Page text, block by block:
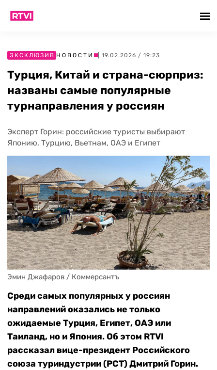
ЭКСКЛЮЗИВ НОВОСТИ | 19.02.2026 / 19:23
Турция, Китай и страна-сюрприз:
названы самые популярные
турнаправления у россиян
Эксперт Горин: российские туристы выбирают
Японию, Турцию, Вьетнам, ОАЭ и Египет
Эмин Джафаров / Коммерсантъ
Среди самых популярных у россиян
направлений оказались не только
ожидаемые Турция, Египет, ОАЭ или
Таиланд, но и Япония. Об этом RTVI
рассказал вице-президент Российского
союза туриндустрии (РСТ) Дмитрий Горин.